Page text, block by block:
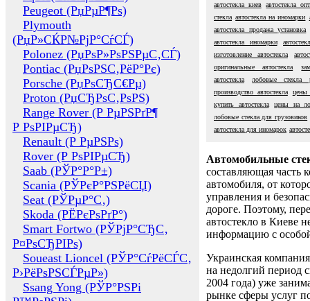
Peugeot (РџРµР¶Рѕ)
Plymouth
(РџР»СЌР№РјР°СѓСЃ)
Polonez (РџРѕР»РѕРЅРµС‚СЃ)
Pontiac (РџРѕРЅС‚РёР°Рє)
Porsche (РџРѕСЂС€Рµ)
Proton (РџСЂРѕС‚РѕРЅ)
Range Rover (Р РµРЅРґР¶
Р РѕРІРµСЂ)
Renault (Р РµРЅРѕ)
Rover (Р РѕРІРµСЂ)
Saab (РЎР°Р°Р±)
Scania (РЎРєР°РЅРёСЏ)
Seat (РЎРµР°С‚)
Skoda (РЁРєРѕРґР°)
Smart Fortwo (РЎРјР°СЂС‚
Р¤РѕСЂРІРѕ)
Soueast Lioncel (РЎР°СѓРёСЃС‚
Р›РёРѕРЅСЃРµР»)
Ssang Yong (РЎР°РЅРі
автостекла киев
автостекла
стекла автостекла на иномарки
автостекла продажа установка
автостекла иномарки
изготовление автостекла
оригинальные автостекла
автостекла
лобовые стекла
производство автостекла
цены
купить автостекла
цены на
лобовые стекла для грузовиков
автостекла для иномарок
Автомобильные
составляющая часть
автомобиля, от
управления и
дороге. Поэтому,
автостекло в Киеве
информацию с
Украинская
на недолгий период
2004 года) уже
рынке сферы услуг